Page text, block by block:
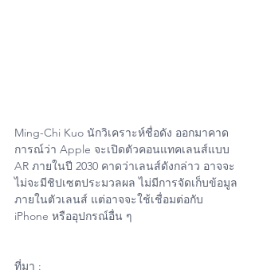
Ming-Chi Kuo นักวิเคราะห์ชื่อดัง ออกมาคาด
การณ์ว่า Apple จะเปิดตัวคอนแทคเลนส์แบบ
AR ภายในปี 2030 คาดว่าเลนส์ดังกล่าว อาจจะ
ไม่จะมีชิปเซตประมวลผล ไม่มีการจัดเก็บข้อมูล
ภายในตัวเลนส์ แต่อาจจะใช้เชื่อมต่อกับ
iPhone หรืออุปกรณ์อื่น ๆ
ที่มา :